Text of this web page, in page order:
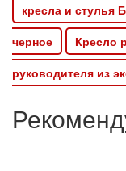
кресла и стулья
черное
Кресло
руководителя из